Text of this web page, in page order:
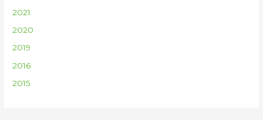
2021
2020
2019
2016
2015